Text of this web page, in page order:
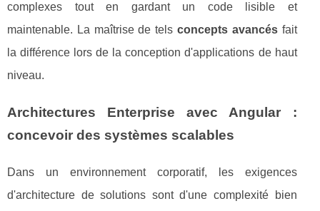
complexes tout en gardant un code lisible et
maintenable. La maîtrise de tels concepts avancésfait
la différence lors de la conception d'applications de haut
niveau.
Architectures Enterprise avec Angular :
concevoir des systèmes scalables
Dans un environnement corporatif, les exigences
d'architecture de solutions sont d'une complexité bien